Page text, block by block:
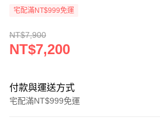
宅配滿NT$999免運
NT$7,900
NT$7,200
付款與運送方式
宅配滿NT$999免運